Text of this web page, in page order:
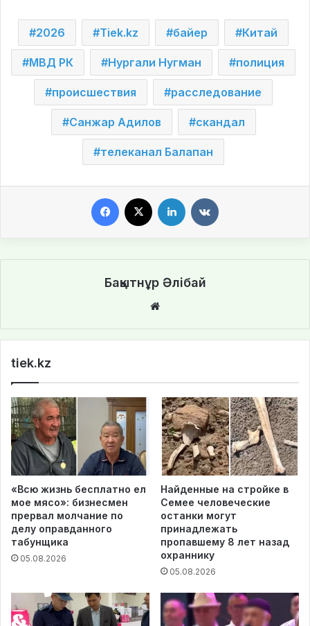
2026 Tiek.kz байер Китай
МВД РК Нургали Нугман полиция
происшествия расследование
Санжар Адилов скандал
телеканал Балапан
Бақытнұр Әлібай
te
tiek.kz
«Всю жизнь бесплатно ел
мое мясо»: бизнесмен
прервал молчание по
делу оправданного
табунщика
05.08.2026
Найденные на стройке в
Семее человеческие
останки могут
принадлежать
пропавшему 8 лет назад
охраннику
05.08.2026